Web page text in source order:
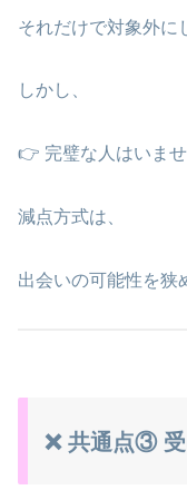
それだけで対象外に
しかし、
👉 完璧な人はいま
減点方式は、
出会いの可能性を狭
❌ 共通点③